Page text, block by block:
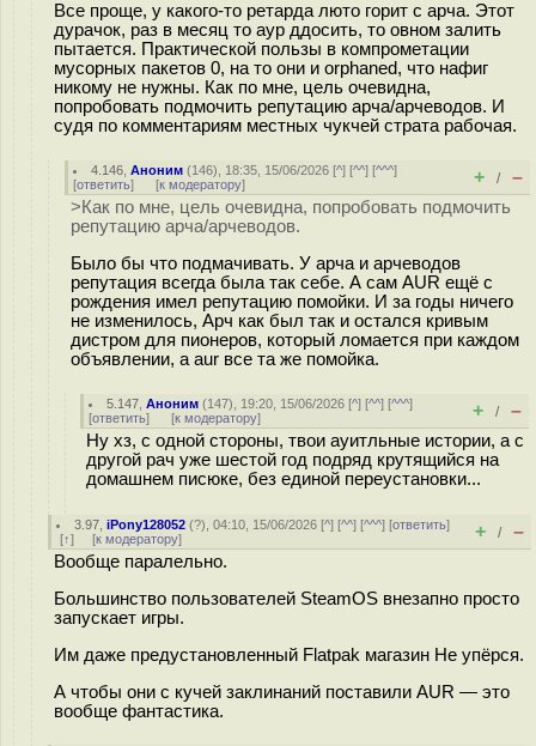
Все проще, у какого-то ретарда люто горит с арча. Этот
дурачок, раз в месяц то аур ддосить, то овном залить
пытается. Практической пользы в компрометации
мусорных пакетов 0, на то они и orphaned, что нафиг
никому не нужны. Как по мне, цель очевидна,
попробовать подмочить репутацию арча/арчеводов. И
судя по комментариям местных чукчей страта рабочая.
4.146 ,Аноним (146), 18:35, 15/06/2026 [^] [^^] [^^^]
[ответить] [к модератору] + / –
>Как по мне, цель очевидна, попробовать подмочить
репутацию арча/арчеводов.
Было бы что подмачивать. У арча и арчеводов
репутация всегда была так себе. А сам AUR ещё с
рождения имел репутацию помойки. И за годы ничего
не изменилось, Арч как был так и остался кривым
дистром для пионеров, который ломается при каждом
объявлении, а aur все та же помойка.
5.147 ,Аноним (147), 19:20, 15/06/2026 [^] [^^] [^^^]
[ответить] [к модератору] + / –
Ну хз, с одной стороны, твои ауитльные истории, а с
другой рач уже шестой год подряд крутящийся на
домашнем писюке, без единой переустановки...
3.97 ,iPony128052 (?), 04:10, 15/06/2026 [^] [^^] [^^^] [ответить]
[↑] [к модератору] + / –
Вообще паралельно.
Большинство пользователей SteamOS внезапно просто
запускает игры.
Им даже предустановленный Flatpak магазин Не упёрся.
А чтобы они с кучей заклинаний поставили AUR — это
вообще фантастика.